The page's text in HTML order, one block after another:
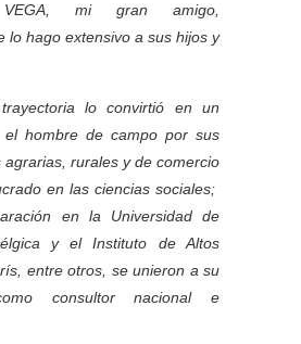
VEGA, mi gran amigo,
lo hago extensivo a sus hijos y
lo convirtió en un
el hombre de campo por sus
agrarias, rurales y de comercio
en las ciencias sociales;
en la Universidad de
y el Instituto de Altos
entre otros, se unieron a su
consultor nacional e